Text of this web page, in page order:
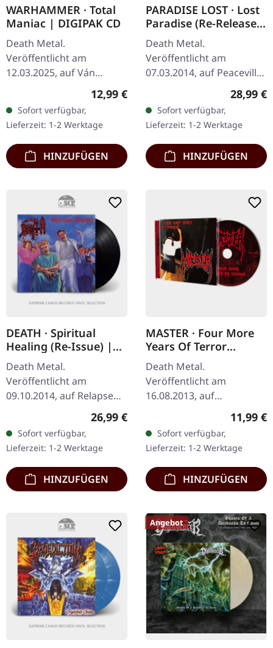
WARHAMMER · Total
Maniac | DIGIPAK CD
Death Metal.
Veröffentlicht am
12.03.2025, auf Ván
Records. 3-Panel 6-
seitiges Digipak, innen
geflutet. Ausklappbares
Inlay mit Texten und
Fotos.…
Regulärer Preis:
12,99 €
Sofort verfügbar,
Lieferzeit: 1-2 Werktage
HINZUFÜGEN
PARADISE LOST · Lost
Paradise (Re-Release)
| BLACK LP
Death Metal.
Veröffentlicht am
07.03.2014, auf Peaceville
Records. Schwarzes 180g
Vinyl. Hier beginnt die
Geburtsstunde des
Gothic Metal. Paradise…
28,99 €
Sofort verfügbar,
Lieferzeit: 1-2 Werktage
HINZUFÜGEN
DEATH · Spiritual
Healing (Re-Issue) |
BLACK LP
Death Metal.
Veröffentlicht am
09.10.2014, auf Relapse
Records. Schwarzes Vinyl.
Studioalbum "Spiritual
Healing" markiert einen…
Regulärer Preis:
26,99 €
Sofort verfügbar,
Lieferzeit: 1-2 Werktage
HINZUFÜGEN
MASTER · Four More
Years Of Terror
(Remastered) | CD
Death Metal.
Veröffentlicht am
16.08.2013, auf
Hammerheart Records.
CD im Jewelcase. Master
kehren mit "Four More
Years Of Terror
(Remastered)"…
11,99 €
Sofort verfügbar,
Lieferzeit: 1-2 Werktage
HINZUFÜGEN
Angebot